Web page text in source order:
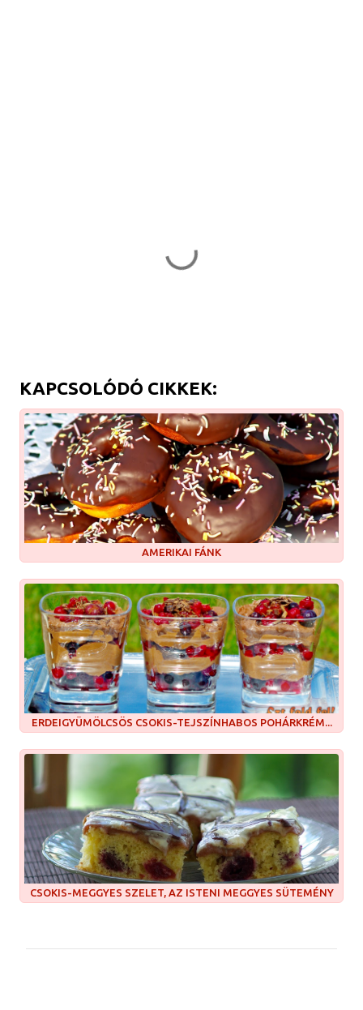
KAPCSOLÓDÓ CIKKEK:
AMERIKAI FÁNK
ERDEIGYÜMÖLCSÖS CSOKIS-TEJSZÍNHABOS POHÁRKRÉM...
CSOKIS-MEGGYES SZELET, AZ ISTENI MEGGYES SÜTEMÉNY